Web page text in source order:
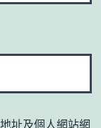
址及個人網站網